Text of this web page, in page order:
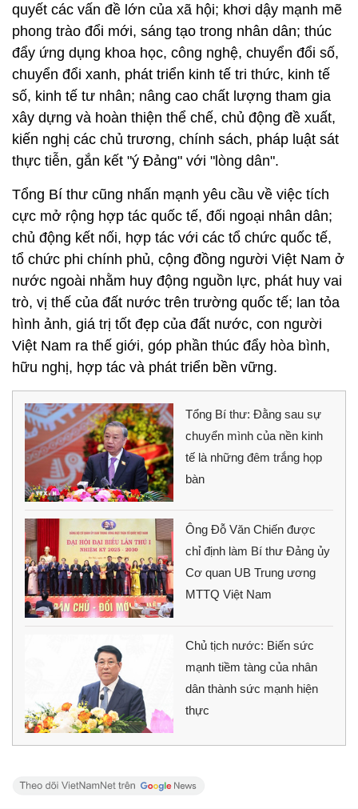
quyết các vấn đề lớn của xã hội; khơi dậy mạnh mẽ
phong trào đổi mới, sáng tạo trong nhân dân; thúc
đẩy ứng dụng khoa học, công nghệ, chuyển đổi số,
chuyển đổi xanh, phát triển kinh tế tri thức, kinh tế
số, kinh tế tư nhân; nâng cao chất lượng tham gia
xây dựng và hoàn thiện thể chế, chủ động đề xuất,
kiến nghị các chủ trương, chính sách, pháp luật sát
thực tiễn, gắn kết "ý Đảng" với "lòng dân".
Tổng Bí thư cũng nhấn mạnh yêu cầu về việc tích
cực mở rộng hợp tác quốc tế, đối ngoại nhân dân;
chủ động kết nối, hợp tác với các tổ chức quốc tế,
tổ chức phi chính phủ, cộng đồng người Việt Nam ở
nước ngoài nhằm huy động nguồn lực, phát huy vai
trò, vị thế của đất nước trên trường quốc tế; lan tỏa
hình ảnh, giá trị tốt đẹp của đất nước, con người
Việt Nam ra thế giới, góp phần thúc đẩy hòa bình,
hữu nghị, hợp tác và phát triển bền vững.
Tổng Bí thư: Đằng sau sự
chuyển mình của nền kinh
tế là những đêm trắng họp
bàn
Ông Đỗ Văn Chiến được
chỉ định làm Bí thư Đảng ủy
Cơ quan UB Trung ương
MTTQ Việt Nam
Chủ tịch nước: Biến sức
mạnh tiềm tàng của nhân
dân thành sức mạnh hiện
thực